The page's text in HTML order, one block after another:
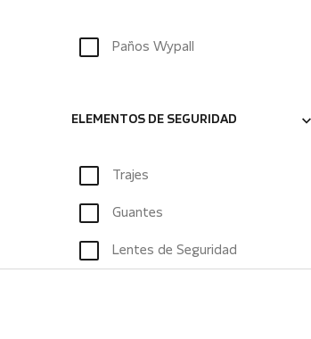
Paños Wypall
ELEMENTOS DE SEGURIDAD
Trajes
Guantes
Lentes de Seguridad